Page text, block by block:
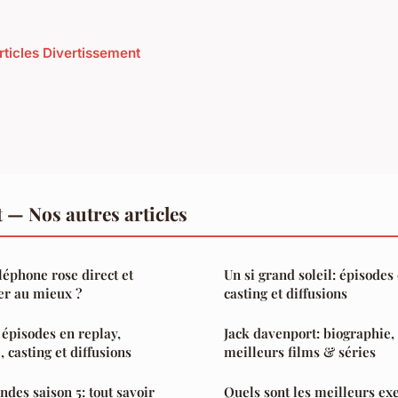
Divertissement
Nos autres articles
rose direct et
au mieux ?
en replay,
casting et diffusions
saison 5: tout savoir
Un si grand soleil:
casting et diffusions
Jack davenport:
meilleurs films & séries
Quels sont les meilleurs